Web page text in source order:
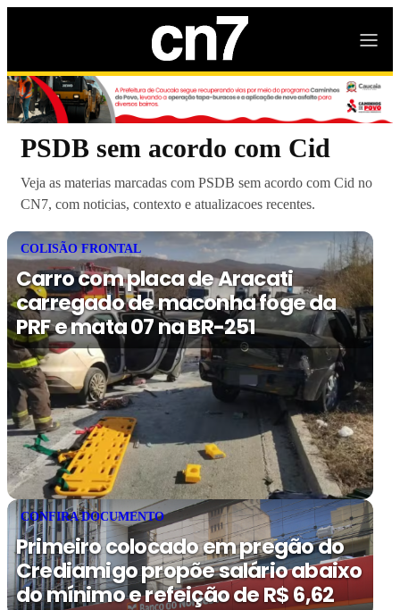
PSDB sem acordo com Cid
Veja as materias marcadas com PSDB sem acordo com Cid no
CN7, com noticias, contexto e atualizacoes recentes.
COLISÃO FRONTAL
Carro com placa de Aracati
carregado de maconha foge da
PRF e mata 07 na BR-251
CONFIRA DOCUMENTO
Primeiro colocado em pregão do
Crediamigo propõe salário abaixo
do mínimo e refeição de R$ 6,62